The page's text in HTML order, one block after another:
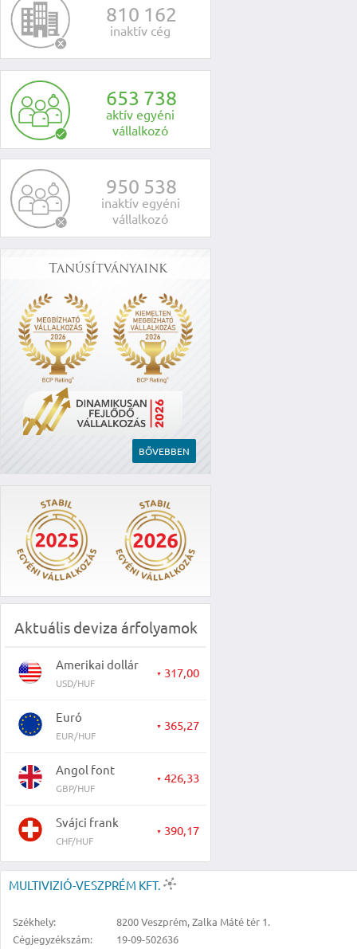
810 162
inaktív cég
653 738
aktív egyéni
vállalkozó
950 538
inaktív egyéni
vállalkozó
Tanúsítványaink
BŐVEBBEN
Aktuális deviza árfolyamok
Amerikai dollár
USD/HUF
▼ 317,00
Euró
EUR/HUF
▼ 365,27
Angol font
GBP/HUF
▼ 426,33
Svájci frank
CHF/HUF
▼ 390,17
MULTIVIZIÓ-VESZPRÉM KFT.
Székhely:
8200 Veszprém, Zalka Máté tér 1.
Cégjegyzékszám:
19-09-502636